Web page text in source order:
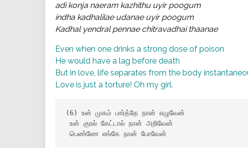
adi konja naeram kazhithu uyir poogum
indha kadhalilae udanae uyir poogum
Kadhal yendral pennae chitravadhai thaanae
Even when one drinks a strong dose of poison
He would have a lag before death
But in love, life separates from the body
Love is just a torture! Oh my girl.
(6) உன் முகம் பார்த்தே நான் எழுவேன்
உன் குரல் கேட்டால் நான் அறிவேன்
பெண்ணே எங்கே நான் போவேன்